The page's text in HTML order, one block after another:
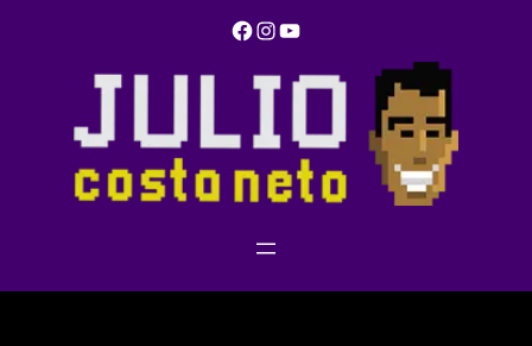
Facebook Instagram YouTube